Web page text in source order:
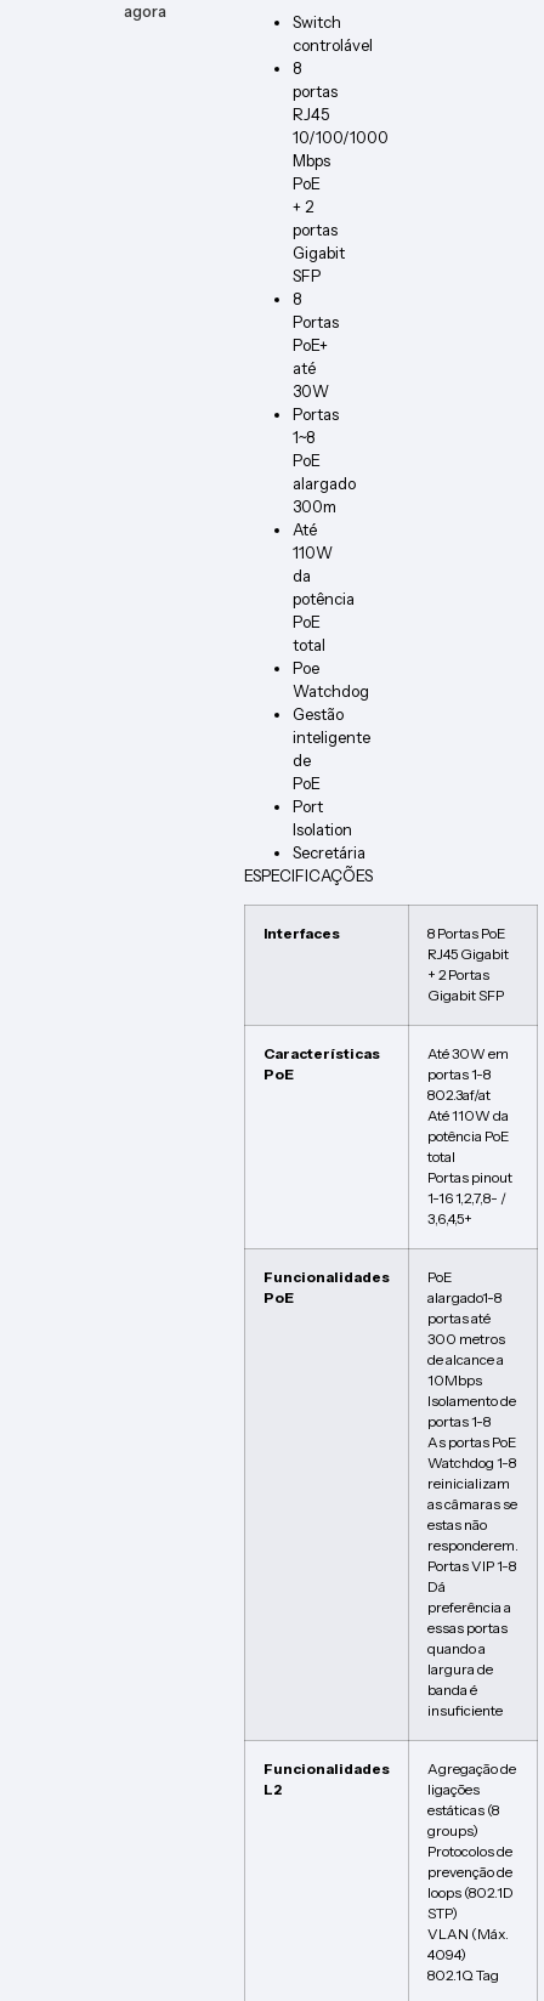
agora
Switch
controlável
8
portas
RJ45
10/100/1000
Mbps
PoE
+ 2
portas
Gigabit
SFP
8
Portas
PoE+
até
30W
Portas
1~8
PoE
alargado
300m
Até
110W
da
potência
PoE
total
Poe
Watchdog
Gestão
inteligente
de
PoE
Port
Isolation
Secretária
ESPECIFICAÇÕES
Interfaces
8 Portas PoE
RJ45 Gigabit
+ 2 Portas
Gigabit SFP
Características
PoE
Até 30W em
portas 1-8
802.3af/at
Até 110W da
potência PoE
total
Portas pinout
1-16 1,2,7,8- /
3,6,4,5+
Funcionalidades
PoE
PoE
alargado1-8
portas até
300 metros
de alcance a
10Mbps
Isolamento de
portas 1-8
As portas PoE
Watchdog 1-8
reinicializam
as câmaras se
estas não
responderem.
Portas VIP 1-8
Dá
preferência a
essas portas
quando a
largura de
banda é
insuficiente
Funcionalidades
L2
Agregação de
ligações
estáticas (8
groups)
Protocolos de
prevenção de
loops (802.1D
STP)
VLAN (Máx.
4094)
802.1Q Tag